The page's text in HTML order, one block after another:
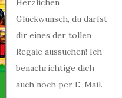
Herzlichen
Glückwunsch, du darfst
dir eines der tollen
Regale aussuchen! Ich
benachrichtige dich
auch noch per E-Mail.